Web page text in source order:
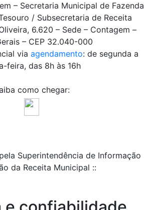
– Secretaria Municipal de Fazenda
/ Subsecretaria de Receita
6.620 – Sede – Contagem –
– CEP 32.040-000
via agendamento: de segunda a
feira, das 8h às 16h
como chegar:
Superintendência de Informação
da Receita Municipal ::